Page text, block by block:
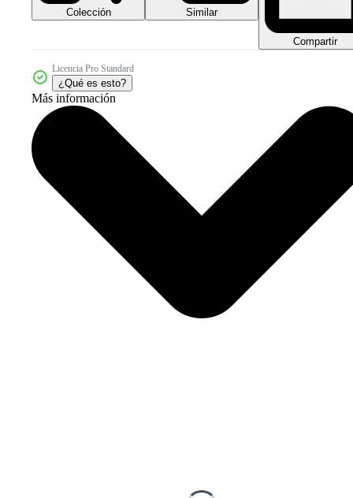
Colección Similar
Compartir
Licencia Pro Standard
¿Qué es esto?
Más información